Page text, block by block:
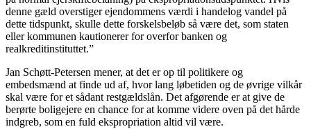
denne gæld overstiger ejendommens værdi i handelog vandel på
dette tidspunkt, skulle dette forskelsbeløb så være det, som staten
eller kommunen kautionerer for overfor banken og
realkreditinstituttet.”
Jan Schøtt-Petersen mener, at det er op til politikere og
embedsmænd at finde ud af, hvor lang løbetiden og de øvrige vilkår
skal være for et sådant restgældslån. Det afgørende er at give de
berørte boligejere en chance for at komme videre oven på det hårde
indgreb, som en fuld ekspropriation altid vil være.